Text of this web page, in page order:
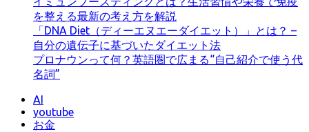
を整える最新の考え方を解説
「DNA Diet（ディーエヌエーダイエット）」とは？ –
自分の遺伝子に基づいたダイエット法
プロナウンって何？英語圏で広まる“自己紹介で使う代
名詞”
AI
youtube
お金